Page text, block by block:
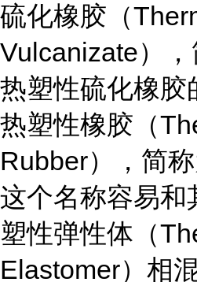
硫化橡胶（
Vulcanizate），
热塑性硫化橡胶
热塑性橡胶（
Rubber），简
这个名称容易和
塑性弹性体（
Elastomer）相